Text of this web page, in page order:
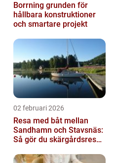
Borrning grunden för
hållbara konstruktioner
och smartare projekt
02 februari 2026
Resa med båt mellan
Sandhamn och Stavsnäs:
Så gör du skärgårdsresan